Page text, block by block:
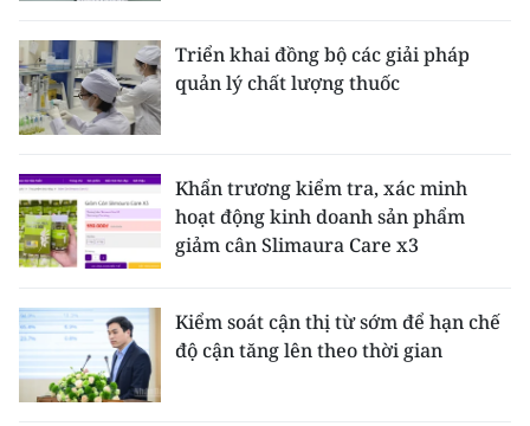
Triển khai đồng bộ các giải pháp
quản lý chất lượng thuốc
Khẩn trương kiểm tra, xác minh
hoạt động kinh doanh sản phẩm
giảm cân Slimaura Care x3
Kiểm soát cận thị từ sớm để hạn chế
độ cận tăng lên theo thời gian